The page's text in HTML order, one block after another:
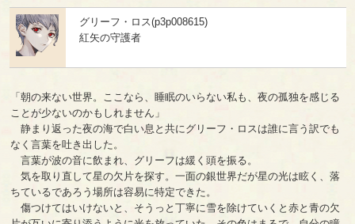
グリーフ・ロス(p3p008615)
紅矢の守護者
「朝の来ない世界。ここなら、睡眠のいらない私も、夜の孤独を感じる
ことが少ないのかもしれません」
静まり返った夜の海で白い息と共にグリーフ・ロスは誰に言う訳でも
なく言葉を吐き出した。
言葉が波の音に飲まれ、グリーフは緩く頭を振る。
気を取り直して星の欠片を探す。一面の銀世界だが星の光は眩く、落
ちているであろう場所は容易に特定できた。
傷つけてはいけないと、そうっと丁寧に雪を除けていくと赤と青の欠